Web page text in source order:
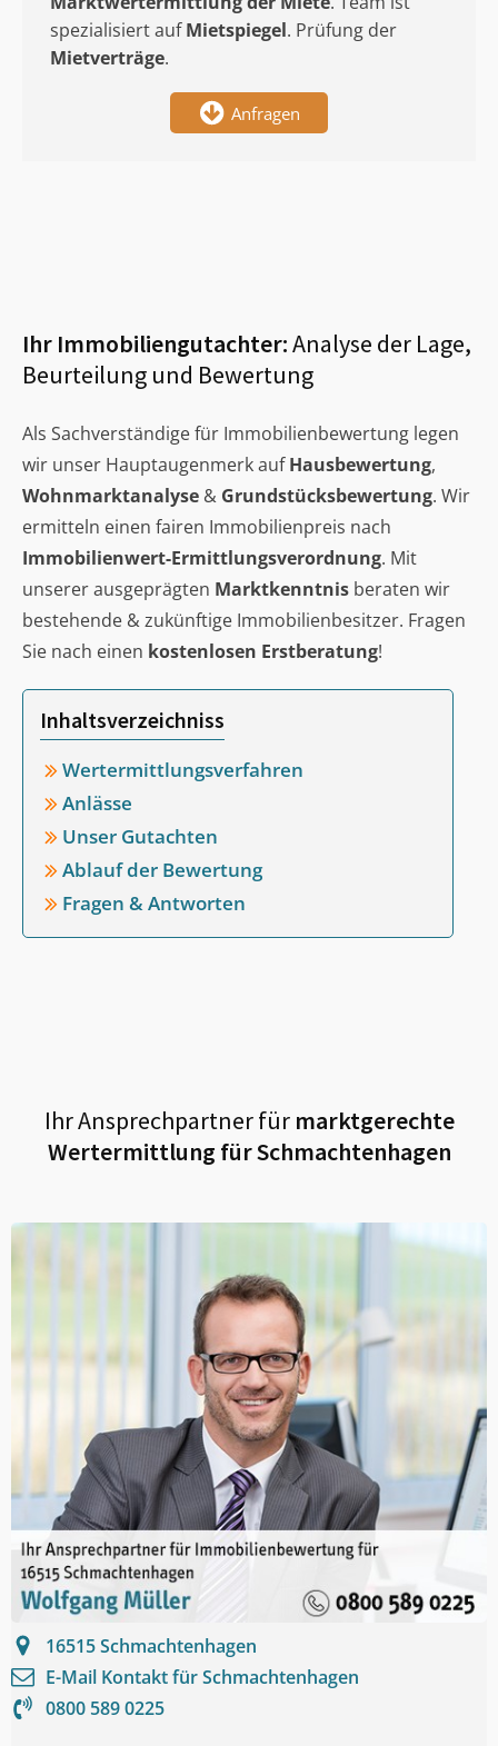
spezialisiert aufMietspiegel. Prüfung der
Mietverträge.
Anfragen
Ihr Immobiliengutachter:Analyse der Lage,
Beurteilung und Bewertung
Als Sachverständige für Immobilienbewertung legen
wir unser Hauptaugenmerk aufHausbewertung,
Wohnmarktanalyse & Grundstücksbewertung. Wir
ermitteln einen fairen Immobilienpreis nach
Immobilienwert-Ermittlungsverordnung. Mit
unserer ausgeprägten Marktkenntnis beraten wir
bestehende & zukünftige Immobilienbesitzer. Fragen
Sie nach einen kostenlosen Erstberatung!
Inhaltsverzeichniss
Wertermittlungsverfahren
Anlässe
Unser Gutachten
Ablauf der Bewertung
Fragen & Antworten
Ihr Ansprechpartner fürmarktgerechte
Wertermittlung fürSchmachtenhagen
16515Schmachtenhagen
E-Mail Kontakt fürSchmachtenhagen
0800 589 0225